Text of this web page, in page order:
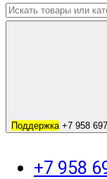
Поддержка+7 958
+7 958